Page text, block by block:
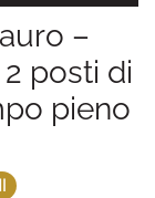
–
posti di
pieno